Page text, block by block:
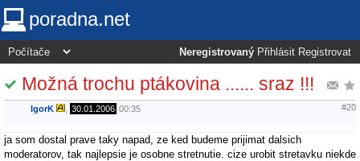
poradna.net
Neregistrovaný Přihlásit Registrovat
Možná trochu ptákovina ...... sraz !!!
IgorK 30.01.2006 00:35 #20
ja som dostal prave taky napad, ze ked budeme prijimat dalsich
moderatorov, tak najlepsie je osobne stretnutie. cize urobit stretavku niekde